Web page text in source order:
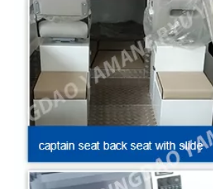
Buques de pasaje de aluminio